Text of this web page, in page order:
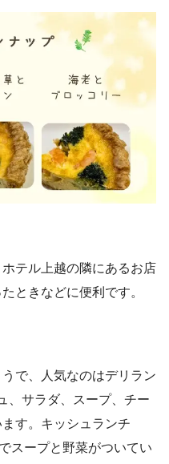
テル上越の隣にあるお店
ときなどに便利です。
で、人気なのはデリラン
、サラダ、スープ、チー
す。キッシュランチ
スープと野菜がついてい